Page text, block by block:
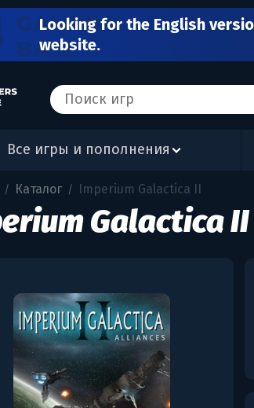
Looking for the English
website.
Все игры и пополнения
/ Каталог / Imperium Galactica II
Galactica II